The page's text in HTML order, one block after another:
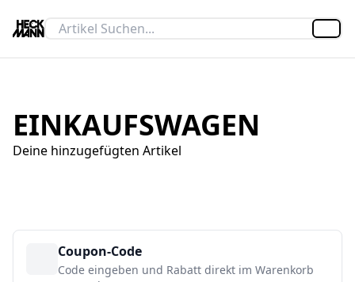
EINKAUFSWAGEN
Deine hinzugefügten Artikel
Coupon-Code
Code eingeben und Rabatt direkt im Warenkorb